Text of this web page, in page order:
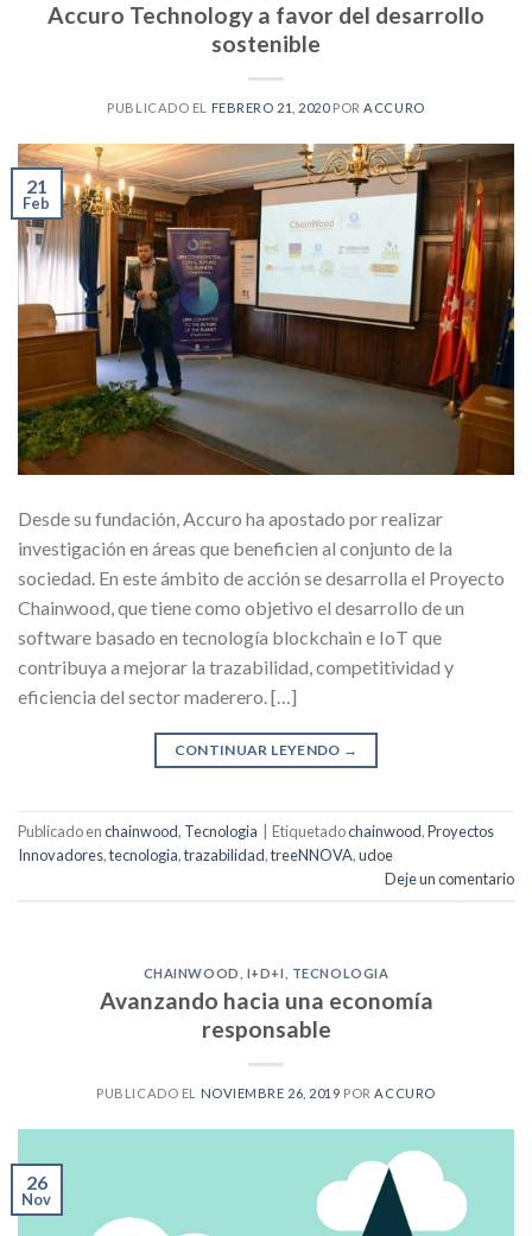
Accuro Technology a favor del desarrollo
sostenible
PUBLICADO EL FEBRERO 21, 2020PORACCURO
21
Feb
Desde su fundación, Accuro ha apostado por realizar
investigación en áreas que beneficien al conjunto de la
sociedad. En este ámbito de acción se desarrolla el Proyecto
Chainwood, que tiene como objetivo el desarrollo de un
software basado en tecnología blockchain e IoT que
contribuya a mejorar la trazabilidad, competitividad y
eficiencia del sector maderero. […]
CONTINUAR LEYENDO →
Publicado enchainwood, Tecnologia Etiquetadochainwood,Proyectos
Innovadores,tecnologia,trazabilidad,treeNNOVA,udoe
Deje un comentario
CHAINWOOD I+D+I TECNOLOGIA
Avanzando hacia una economía
responsable
PUBLICADO EL NOVIEMBRE 26, 2019 PORACCURO
26
Nov